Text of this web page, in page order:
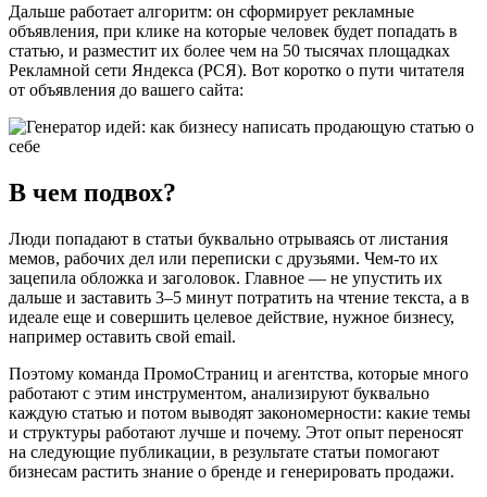
Дальше работает алгоритм: он сформирует рекламные
объявления, при клике на которые человек будет попадать в
статью, и разместит их более чем на 50 тысячах площадках
Рекламной сети Яндекса (РСЯ). Вот коротко о пути читателя
от объявления до вашего сайта:
В чем подвох?
Люди попадают в статьи буквально отрываясь от листания
мемов, рабочих дел или переписки с друзьями. Чем-то их
зацепила обложка и заголовок. Главное — не упустить их
дальше и заставить 3–5 минут потратить на чтение текста, а в
идеале еще и совершить целевое действие, нужное бизнесу,
например оставить свой email.
Поэтому команда ПромоСтраниц и агентства, которые много
работают с этим инструментом, анализируют буквально
каждую статью и потом выводят закономерности: какие темы
и структуры работают лучше и почему. Этот опыт переносят
на следующие публикации, в результате статьи помогают
бизнесам растить знание о бренде и генерировать продажи.